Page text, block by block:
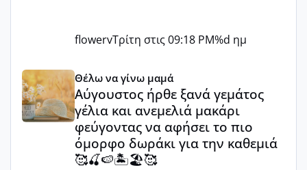
flowervΤρίτη στις 09:18 PM%d ημ
Αύγουστος ήρθε ξανά γεμάτος γέλια και ανεμελιά
Θέλω να γίνω μαμά
Αύγουστος ήρθε ξανά γεμάτος
γέλια και ανεμελιά μακάρι
φεύγοντας να αφήσει το πιο
όμορφο δωράκι για την καθεμιά
🥰🍒🍉🏝️🏖️🥰